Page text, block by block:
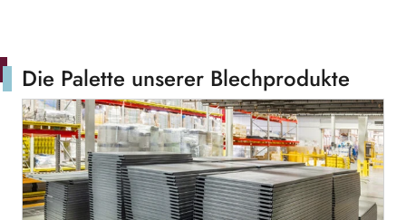
Die Palette unserer Blechprodukte